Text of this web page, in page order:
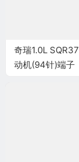
奇瑞1.0L
动机(94针)端子